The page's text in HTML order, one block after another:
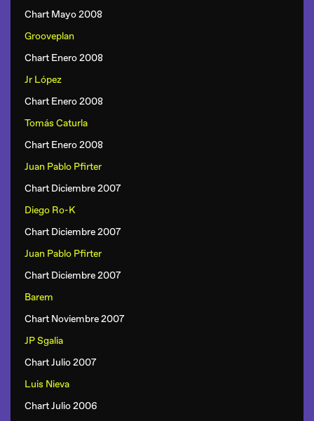
Chart Mayo 2008
Grooveplan
Chart Enero 2008
Jr López
Chart Enero 2008
Tomás Caturla
Chart Enero 2008
Juan Pablo Pfirter
Chart Diciembre 2007
Diego Ro-K
Chart Diciembre 2007
Juan Pablo Pfirter
Chart Diciembre 2007
Barem
Chart Noviembre 2007
JP Sgalia
Chart Julio 2007
Luis Nieva
Chart Julio 2006